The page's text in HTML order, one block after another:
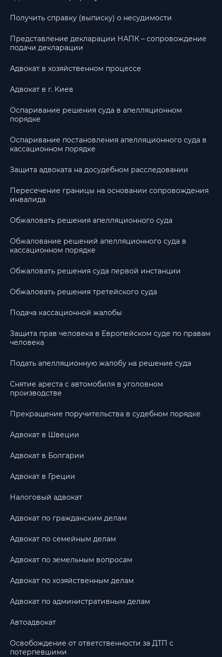
Получить справку (выписку) о несудимости
Представление декларации НАПК – сопровождение
подачи декларации
Адвокат в хозяйственном процессе
Адвокат в г. Киев
Оспаривание решения суда в апелляционном
порядке
Оспаривание постановления апелляционного суда в
кассационном порядке
Защита адвоката на досудебном расследовании
Пересечение границы на основании сопровождения
инвалида
Обжаловать решения апелляционного суда
Обжалование решений апелляционного суда в
кассационном порядке
Обжаловать решения суда первой инстанции
Обжаловать решения третейского суда
Подача кассационной жалобы
Защита прав человека в Европейском суде по правам
человека
Подать апелляционную жалобу на решение суда
Снятие ареста с автомобиля в уголовном
производстве
Прекращение поручительства в судебном порядке
Адвокат в Швеции
Адвокат в Болгарии
Адвокат в Греции
Налоговый адвокат
Адвокат по гражданским делам
Адвокат по семейным делам
Адвокат по земельным вопросам
Адвокат по хозяйственным делам
Адвокат по административным делам
Автоадвокат
Освобождение от ответственности за ДТП с
потерпевшими